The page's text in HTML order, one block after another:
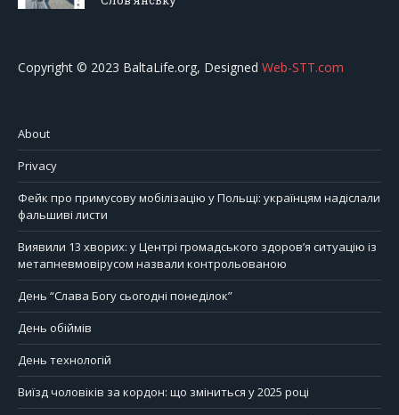
Copyright © 2023 BaltaLife.org, Designed Web-STT.com
About
Privacy
Фейк про примусову мобілізацію у Польщі: українцям надіслали
фальшиві листи
Виявили 13 хворих: у Центрі громадського здоров’я ситуацію із
метапневмовірусом назвали контрольованою
День “Слава Богу сьогодні понеділок”
День обіймів
День технологій
Виїзд чоловіків за кордон: що зміниться у 2025 році